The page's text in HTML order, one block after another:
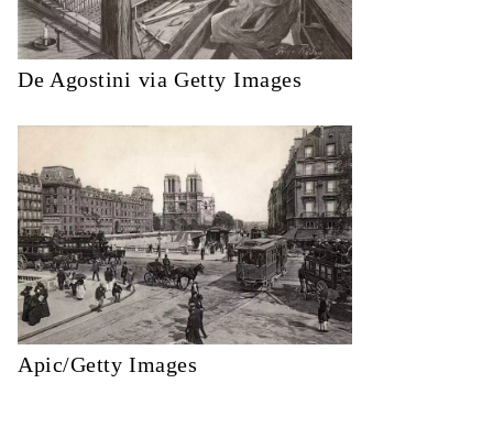
De Agostini via Getty Images
Apic/Getty Images